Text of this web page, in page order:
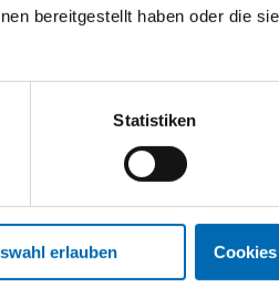
bereitgestellt haben oder die
Statistiken
erlauben
DAMAZEN